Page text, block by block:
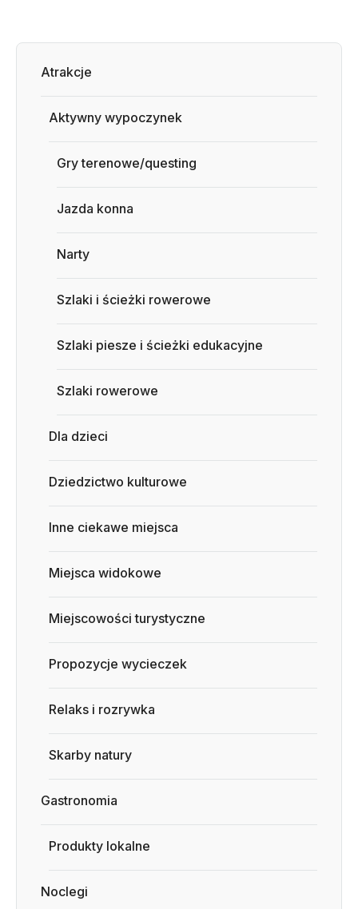
Atrakcje
Aktywny wypoczynek
Gry terenowe/questing
Jazda konna
Narty
Szlaki i ścieżki rowerowe
Szlaki piesze i ścieżki edukacyjne
Szlaki rowerowe
Dla dzieci
Dziedzictwo kulturowe
Inne ciekawe miejsca
Miejsca widokowe
Miejscowości turystyczne
Propozycje wycieczek
Relaks i rozrywka
Skarby natury
Gastronomia
Produkty lokalne
Noclegi